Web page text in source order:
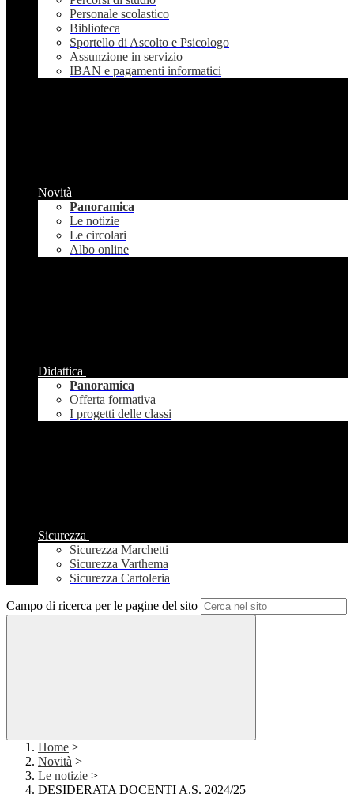
Personale scolastico
Biblioteca
Sportello di Ascolto e Psicologo
Assunzione in servizio
IBAN e pagamenti informatici
Novità
Panoramica
Le notizie
Le circolari
Albo online
Didattica
Panoramica
Offerta formativa
I progetti delle classi
Sicurezza
Sicurezza Marchetti
Sicurezza Varthema
Sicurezza Cartoleria
Campo di ricerca per le pagine del sito
Home >
Novità >
Le notizie >
DESIDERATA DOCENTI A.S. 2024/25